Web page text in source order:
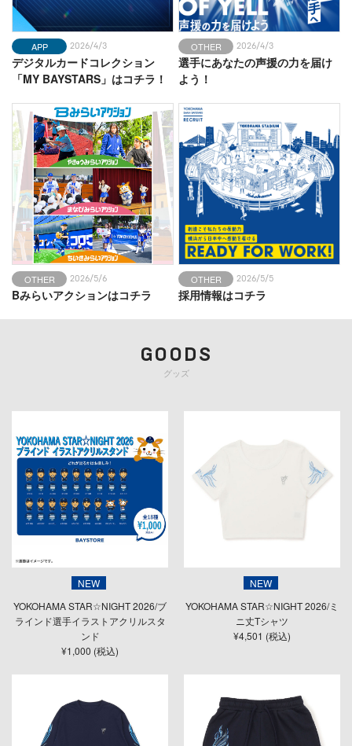
大変なポジション
APP 2026/4/3
デジタルカードコレクション
「MY BAYSTARS」はコチラ！
OTHER 2026/4/3
選手にあなたの声援の力を届け
よう！
OTHER 2026/5/6
Bみらいアクションはコチラ
OTHER 2026/5/5
採用情報はコチラ
GOODS
グッズ
NEW
YOKOHAMA STAR☆NIGHT 2026/ブ
ラインド選手イラストアクリルスタ
ンド
¥1,000 (税込)
NEW
YOKOHAMA STAR☆NIGHT 2026/ミ
ニ丈Tシャツ
¥4,501 (税込)